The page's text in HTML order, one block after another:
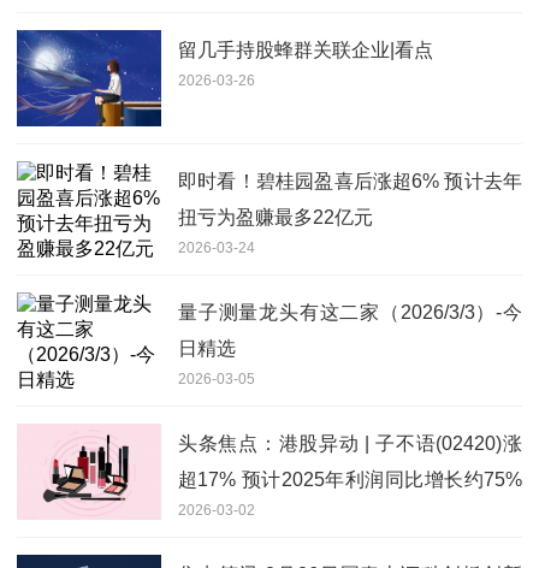
留几手持股蜂群关联企业|看点
2026-03-26
即时看！碧桂园盈喜后涨超6% 预计去年
扭亏为盈赚最多22亿元
2026-03-24
量子测量龙头有这二家（2026/3/3）-今
日精选
2026-03-05
头条焦点：港股异动 | 子不语(02420)涨
超17% 预计2025年利润同比增长约75%
至85%
2026-03-02